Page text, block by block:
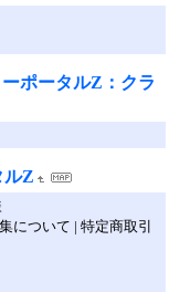
ポータルZ：クラ
ルZ
について | 特定商取引